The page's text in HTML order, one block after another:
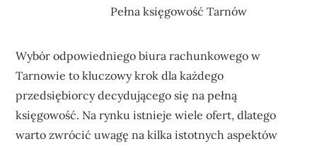
Pełna księgowość Tarnów
Wybór odpowiedniego biura rachunkowego w
Tarnowie to kluczowy krok dla każdego
przedsiębiorcy decydującego się na pełną
księgowość. Na rynku istnieje wiele ofert, dlatego
warto zwrócić uwagę na kilka istotnych aspektów